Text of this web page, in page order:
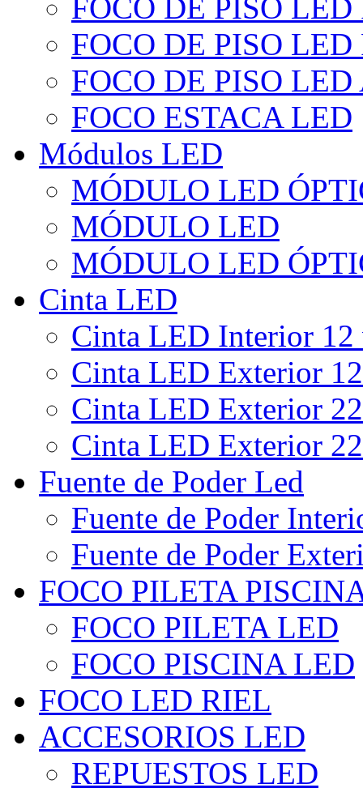
FOCO DE PISO
FOCO DE PISO
FOCO DE PISO
FOCO ESTACA LED
Módulos LED
MÓDULO LED
MÓDULO LED
MÓDULO LED
Cinta LED
Cinta LED Interior
Cinta LED Exterior
Cinta LED Exterior
Cinta LED Exterior
Fuente de Poder Led
Fuente de Poder
Fuente de Poder
FOCO PILETA
FOCO PILETA LED
FOCO PISCINA LED
FOCO LED RIEL
ACCESORIOS LED
REPUESTOS LED